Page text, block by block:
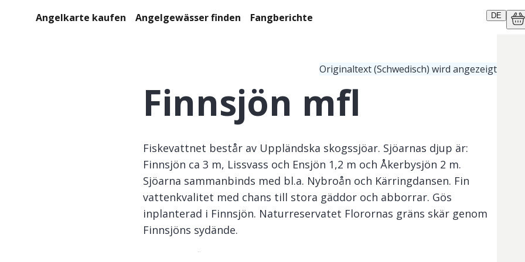
Angelkarte kaufen Angelgewässer finden Fangberichte DE
Originaltext (Schwedisch) wird angezeigt
Finnsjön mfl
Fiskevattnet består av Uppländska skogssjöar. Sjöarnas djup är:
Finnsjön ca 3 m, Lissvass och Ensjön 1,2 m och Åkerbysjön 2 m.
Sjöarna sammanbinds med bl.a. Nybroån och Kärringdansen. Fin
vattenkvalitet med chans till stora gäddor och abborrar. Gös
inplanterad i Finnsjön. Naturreservatet Florornas gräns skär genom
Finnsjöns sydände.
Finnsjön m fl sjöars FVOF